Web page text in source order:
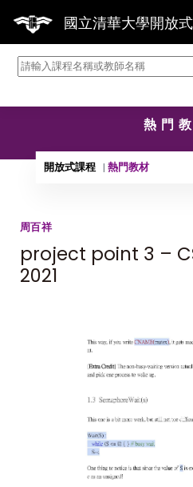
國立清華大學開放
熱門
開放式課程 熱門教材
周百祥
project point 3 –
2021